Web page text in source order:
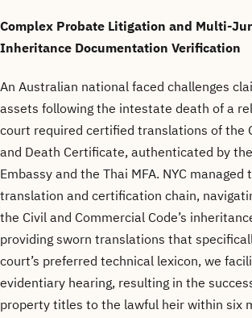
Complex Probate Litigation and Multi-
Inheritance Documentation Verification
An Australian national faced challenges
assets following the intestate death of a
court required certified translations of the
and Death Certificate, authenticated by
Embassy and the Thai MFA. NYC
translation and certification chain,
the Civil and Commercial Code’s
providing sworn translations that
court’s preferred technical lexicon, we
evidentiary hearing, resulting in the
property titles to the lawful heir within six